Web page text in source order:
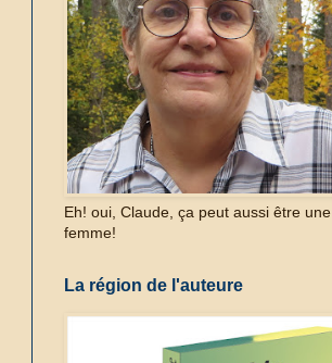
Eh! oui, Claude, ça peut aussi être une
femme!
La région de l'auteure